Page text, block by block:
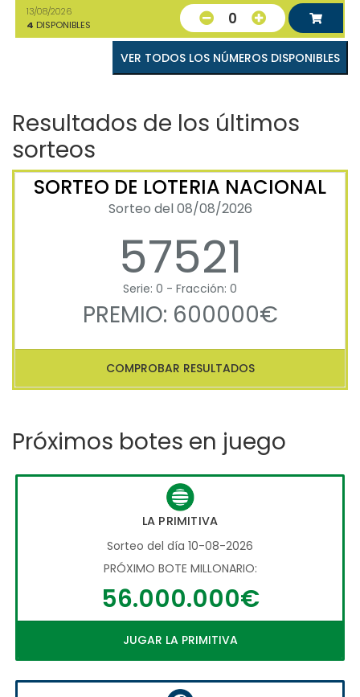
13/08/2026
4 DISPONIBLES 0
VER TODOS LOS NÚMEROS DISPONIBLES
Resultados de los últimos
sorteos
SORTEO DE LOTERIA NACIONAL
Sorteo del 08/08/2026
57521
Serie: 0 - Fracción: 0
PREMIO: 600000€
COMPROBAR RESULTADOS
Próximos botes en juego
LA PRIMITIVA
Sorteo del día 10-08-2026
PRÓXIMO BOTE MILLONARIO:
56.000.000€
JUGAR LA PRIMITIVA